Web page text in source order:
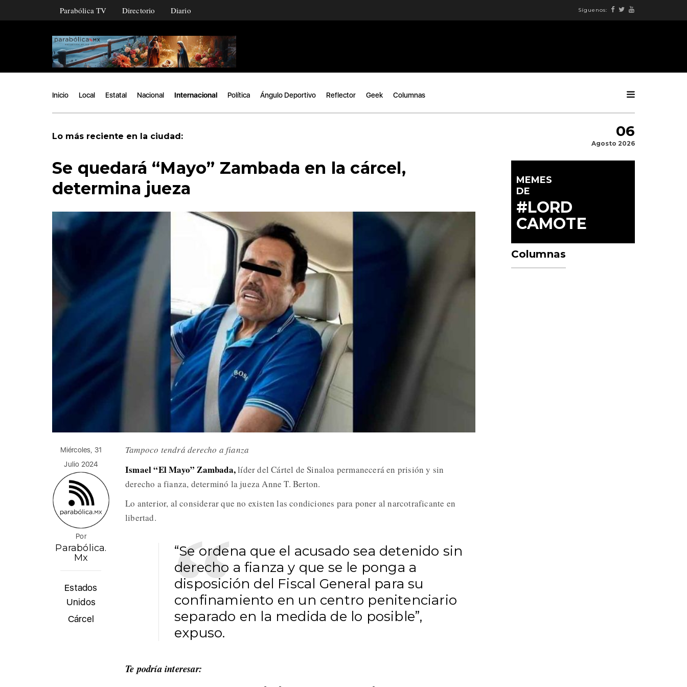
Parabólica TV Directorio Diario Síguenos:
Inicio Local Estatal Nacional Internacional Política Ángulo Deportivo Reflector Geek Columnas
Lo más reciente en la ciudad: 06
Agosto 2026
Se quedará “Mayo” Zambada en la cárcel,
determina jueza
Miércoles, 31
Julio 2024
Por
Parabólica.
Mx
Estados
Unidos
Cárcel
Tampoco tendrá derecho a fianza
Ismael “El Mayo” Zambada,líder del Cártel de Sinaloa permanecerá en prisión y sin
derecho a fianza, determinó la jueza Anne T. Berton.
Lo anterior, al considerar que no existen las condiciones para poner al narcotraficante en
libertad.
“Se ordena que el acusado sea detenido sin
derecho a fianza y que se le ponga a
disposición del Fiscal General para su
confinamiento en un centro penitenciario
separado en la medida de lo posible”,
expuso.
Te podría interesar:
MEMES
DE
#LORD
CAMOTE
Columnas